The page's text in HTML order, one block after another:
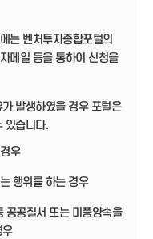
는 벤처투자종합포털의
메일 등을 통하여 신청을
발생하였을 경우 포털은
있습니다.
우
행위를 하는 경우
공공질서 또는 미풍양속을
우